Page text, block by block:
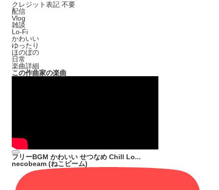
クレジット表記 不要
配信
Vlog
雑談
Lo-Fi
かわいい
ゆったり
ほのぼの
日常
楽曲詳細
この作曲家の楽曲
フリーBGM かわいい せつなめ Chill Lo...
necobeam (ねこビーム)